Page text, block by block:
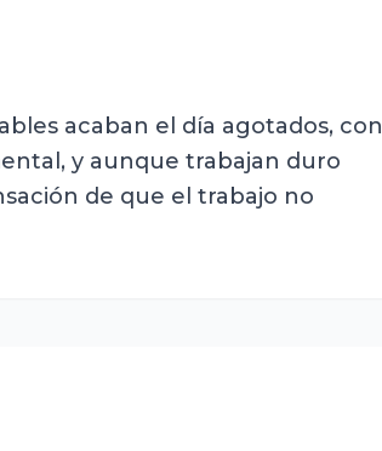
acaban el día agotados, con
y aunque trabajan duro
de que el trabajo no